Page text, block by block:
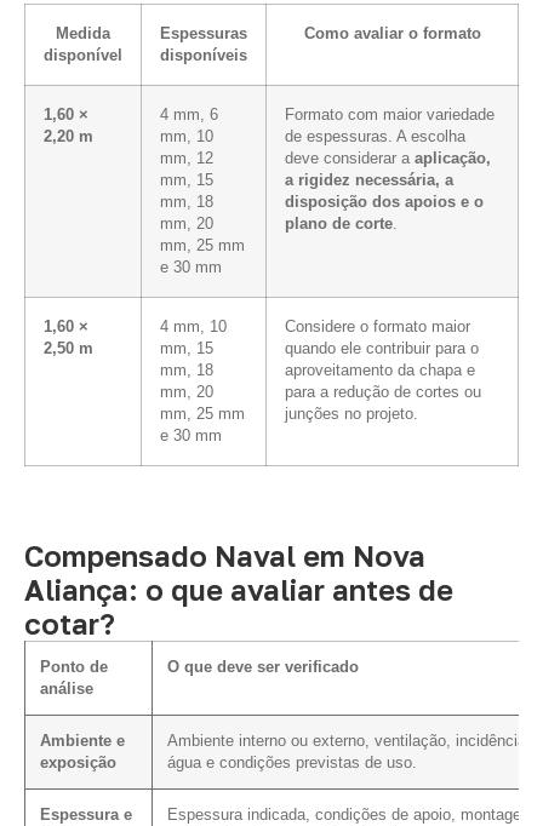
Medida
disponível
Espessuras
disponíveis
Como avaliar o formato
1,60 ×
2,20 m
4 mm, 6
mm, 10
mm, 12
mm, 15
mm, 18
mm, 20
mm, 25 mm
e 30 mm
Formato com maior variedade
de espessuras. A escolha
deve considerar a aplicação,
a rigidez necessária, a
disposição dos apoios e o
plano de corte.
1,60 ×
2,50 m
4 mm, 10
mm, 15
mm, 18
mm, 20
mm, 25 mm
e 30 mm
Considere o formato maior
quando ele contribuir para o
aproveitamento da chapa e
para a redução de cortes ou
junções no projeto.
Compensado Naval em Nova
Aliança: o que avaliar antes de
cotar?
Ponto de
análise
O que deve ser verificado
Ambiente e
exposição
Ambiente interno ou externo, ventilação, incidência
água e condições previstas de uso.
Espessura e
Espessura indicada, condições de apoio, montagem